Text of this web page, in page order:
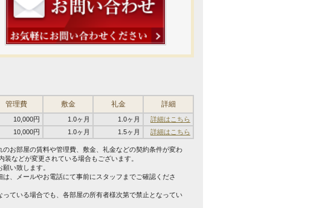
管理費 敷金 礼金 詳細
10,000円 1.0ヶ月 1.0ヶ月
詳細はこちら
10,000円 1.0ヶ月 1.5ヶ月 詳細はこちら
お部屋の賃料や管理費、敷金、礼金などの契約条件が変わ
などが変更されている場合もございます。
い致します。
、メールやお電話にて事前にスタッフまでご確認くださ
ている場合でも、各部屋の所有者様次第で禁止となってい